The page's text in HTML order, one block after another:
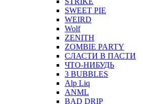
SWEET PIE
WEIRD
Wolf
ZENITH
ZOMBIE PARTY
СЛАСТИ В ПАСТИ
ЧТО-НИБУДЬ
3 BUBBLES
Alp Liq
ANML
BAD DRIP